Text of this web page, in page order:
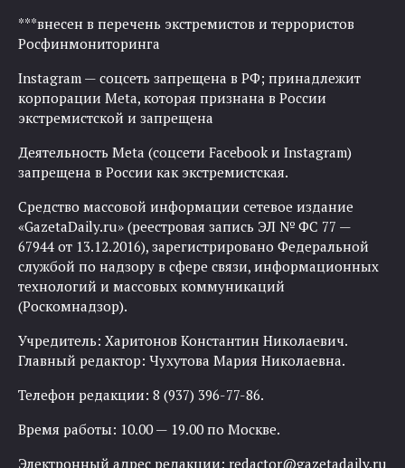
***внесен в перечень экстремистов и террористов
Росфинмониторинга
Instagram — соцсеть запрещена в РФ; принадлежит
корпорации Meta, которая признана в России
экстремистской и запрещена
Деятельность Meta (соцсети Facebook и Instagram)
запрещена в России как экстремистская.
Средство массовой информации сетевое издание
«GazetaDaily.ru» (реестровая запись ЭЛ № ФС 77 —
67944 от 13.12.2016), зарегистрировано Федеральной
службой по надзору в сфере связи, информационных
технологий и массовых коммуникаций
(Роскомнадзор).
Учредитель: Харитонов Константин Николаевич.
Главный редактор: Чухутова Мария Николаевна.
Телефон редакции: 8 (937) 396-77-86.
Время работы: 10.00 — 19.00 по Москве.
Электронный адрес редакции: redactor@gazetadaily.ru